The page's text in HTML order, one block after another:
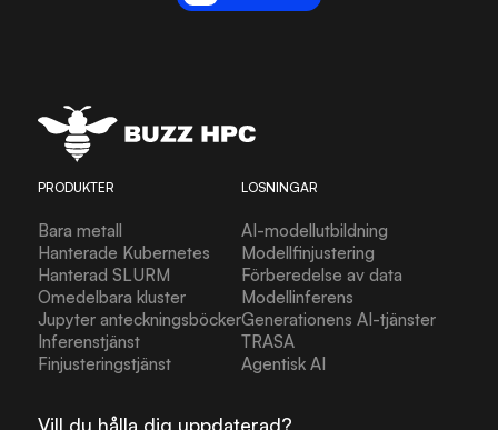
Vill du hålla dig uppdaterad?
PRODUKTER
Bara metall
Hanterade Kubernetes
Hanterad SLURM
Omedelbara kluster
Jupyter anteckningsböcker
Inferenstjänst
Finjusteringstjänst
LÖSNINGAR
AI-modellutbildning
Modellfinjustering
Förberedelse av data
Modellinferens
Generationens AI-tjänster
TRASA
Agentisk AI